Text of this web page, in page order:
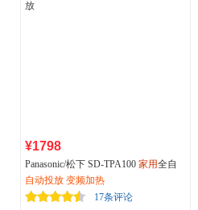
¥1798
Panasonic/松下 SD-TPA100 家用全自
动制面包机 多功能自动酵母果料投放
自动投放 变频加热
17条评论